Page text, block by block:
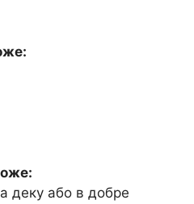
деку або в добре